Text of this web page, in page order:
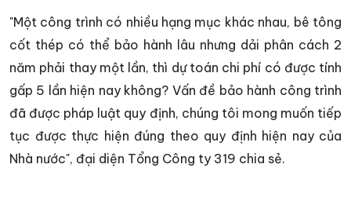
"Một công trình có nhiều hạng mục khác nhau, bê tông
cốt thép có thể bảo hành lâu nhưng dải phân cách 2
năm phải thay một lần, thì dự toán chi phí có được tính
gấp 5 lần hiện nay không? Vấn đề bảo hành công trình
đã được pháp luật quy định, chúng tôi mong muốn tiếp
tục được thực hiện đúng theo quy định hiện nay của
Nhà nước", đại diện Tổng Công ty 319 chia sẻ.